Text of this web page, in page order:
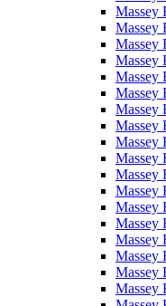
Massey
Massey
Massey
Massey
Massey
Massey
Massey
Massey
Massey
Massey
Massey
Massey
Massey
Massey
Massey
Massey
Massey
Massey